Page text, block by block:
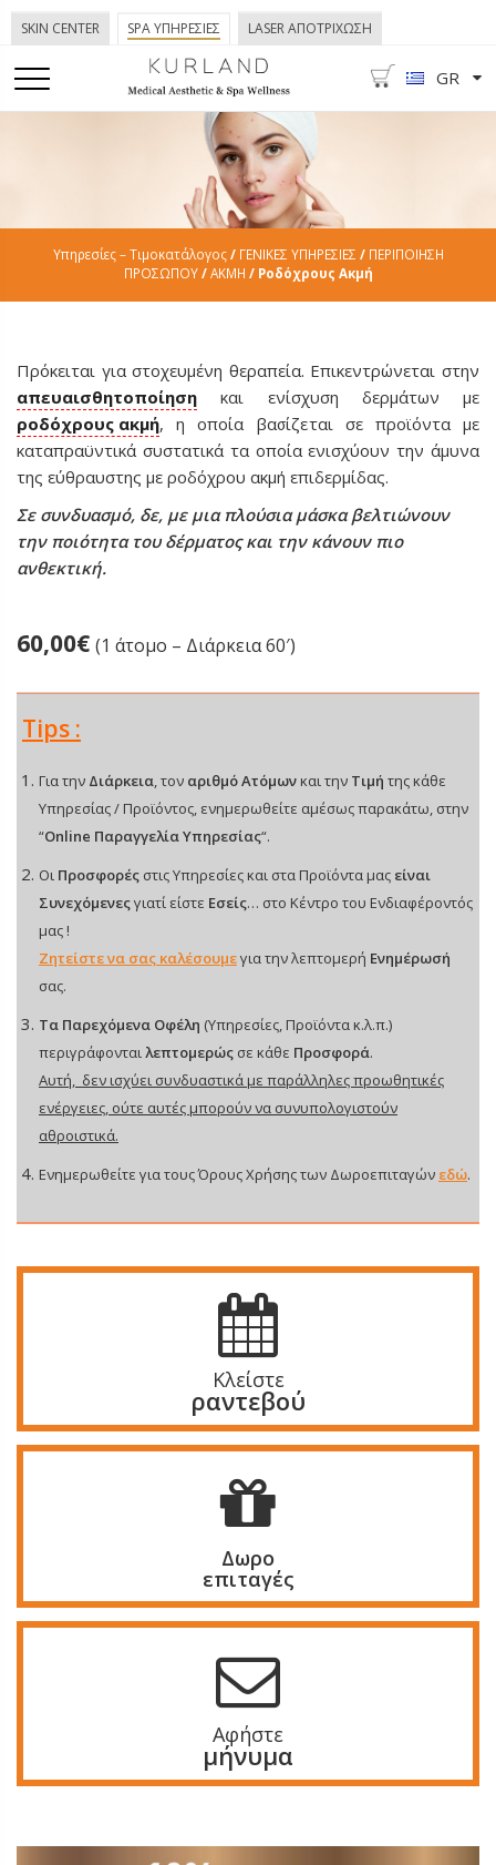
GR
SKIN CENTER SPA ΥΠΗΡΕΣΙΕΣ LASER ΑΠΟΤΡΙΧΩΣΗ
Υπηρεσίες – Τιμοκατάλογος/ ΓΕΝΙΚΕΣ ΥΠΗΡΕΣΙΕΣ / ΠΕΡΙΠΟΙΗΣΗ
ΠΡΟΣΩΠΟΥ/ΑΚΜΗ / Ροδόχρους Ακμή
Πρόκειται για στοχευμένη θεραπεία. Επικεντρώνεται στην
απευαισθητοποίηση και ενίσχυση δερμάτων με
ροδόχρους ακμή, η οποία βασίζεται σε προϊόντα με
καταπραϋντικά συστατικά τα οποία ενισχύουν την άμυνα
της εύθραυστης με ροδόχρου ακμή επιδερμίδας.
Σε συνδυασμό, δε, με μια πλούσια μάσκα βελτιώνουν
την ποιότητα του δέρματος και την κάνουν πιο
ανθεκτική.
60,00€ (1 άτομο – Διάρκεια 60′)
Tips :
Για την Διάρκεια, τον αριθμό Ατόμων και την Τιμή της κάθε
Υπηρεσίας / Προϊόντος, ενημερωθείτε αμέσως παρακάτω, στην
“Online Παραγγελία Υπηρεσίας“.
Οι Προσφορές στις Υπηρεσίες και στα Προϊόντα μας είναι
Συνεχόμενεςγιατί είστε Εσείς… στο Κέντρο του Ενδιαφέροντός
μας !
Ζητείστε να σας καλέσουμεγια την λεπτομερή Ενημέρωσή
σας.
Τα Παρεχόμενα Οφέλη (Υπηρεσίες, Προϊόντα κ.λ.π.)
περιγράφονταιλεπτομερώς σε κάθε Προσφορά.
Αυτή, δεν ισχύει συνδυαστικά με παράλληλες προωθητικές
ενέργειες, ούτε αυτές μπορούν να συνυπολογιστούν
αθροιστικά.
Ενημερωθείτε για τους Όρους Χρήσης των Δωροεπιταγών εδώ.
Κλείστε
ραντεβού
Δωρο
επιταγές
Αφήστε
μήνυμα